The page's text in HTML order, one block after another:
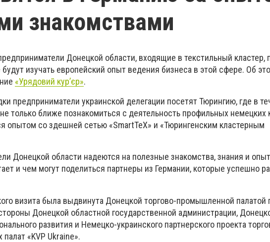
знакомствами
Донецкой области, входящие в текстильный кластер,
будут изучать европейский опыт ведения бизнеса в этой сфере. Об
«Урядовий кур’єр».
предприниматели украинской делегации посетят Тюрингию, где в
только ближе познакомиться с деятельность профильных немецких
опытом со здешней сетью «SmartTeX» и «Тюрингенским кластерным
Донецкой области надеются на полезные знакомства, знания и
и чем могут поделиться партнеры из Германии, которые успешно
визита была выдвинута Донецкой торгово-промышленной палатой
Донецкой областной государственной администрации,
развития и Немецко-украинского партнерского проекта
«KVP Ukraine».